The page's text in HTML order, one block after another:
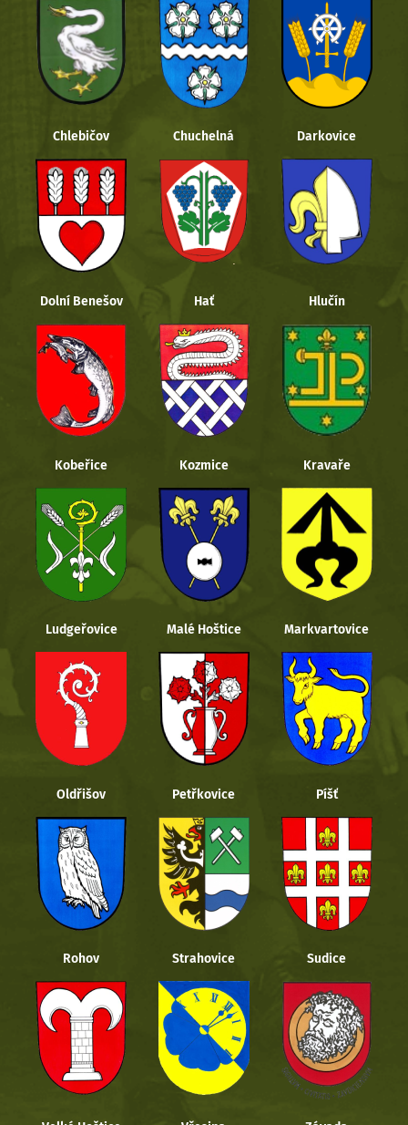
Chlebičov Chuchelná Darkovice
Dolní Benešov Hať Hlučín
Kobeřice Kozmice Kravaře
Ludgeřovice Malé Hoštice Markvartovice
Oldřišov Petřkovice Píšť
Rohov Strahovice Sudice